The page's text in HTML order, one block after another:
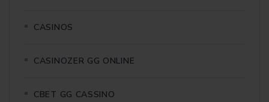
CASINOS
CASINOZER GG ONLINE
CBET GG CASSINO